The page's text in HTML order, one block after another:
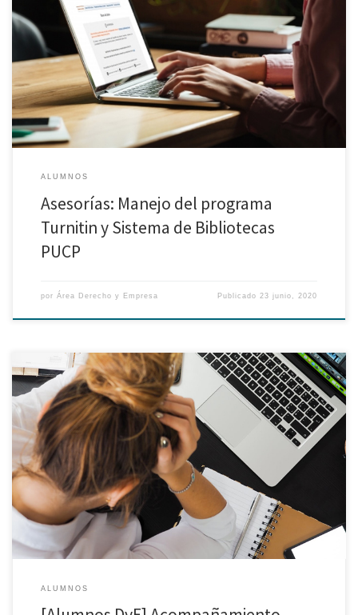
Como parte de las capacitaciones y apoyo a los estudiantes, el Área
Derecho y Empresa está brindando asesorías semanales para guiarlo y
apoyarlo en solucionar sus dudas y consultas respecto al manejo del
programa Turnitin y el manejo de los recursos virtuales en el Sistema de
Bibliotecas PUCP. Para asesorías […]
ALUMNOS
Asesorías: Manejo del programa
Turnitin y Sistema de Bibliotecas
PUCP
por Área Derecho y Empresa Publicado 23 junio, 2020
Le informamos que la Oficina de Bienestar Psicológico (OSOE) se
encuentra brindando el servicio en línea de Acompañamiento Psicosocial
(APS), para promover un adecuado cuidado de la salud mental de las y los
estudiantes en el marco del aislamiento obligatorio que afronta nuestro
país. Este se dará a través de […]
ALUMNOS